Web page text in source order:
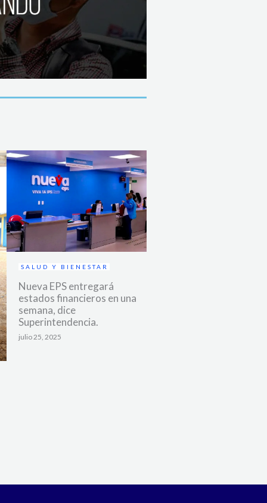
SALUD Y BIENESTAR
Nueva EPS entregará
estados financieros en una
semana, dice
Superintendencia.
julio 25, 2025